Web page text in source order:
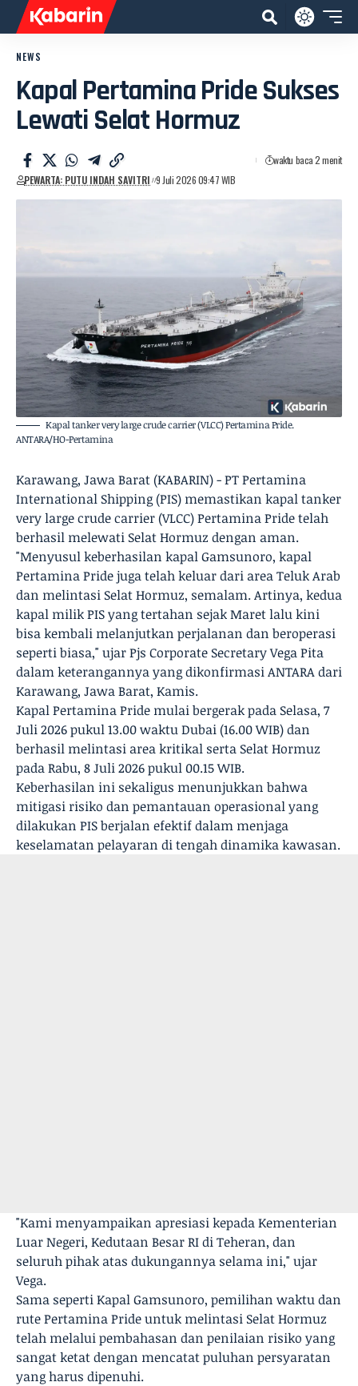
NEWS
Kapal Pertamina Pride Sukses
Lewati Selat Hormuz
PEWARTA: PUTU INDAH SAVITRI 9 Juli 2026 09:47 WIB
waktu baca 2 menit
Kapal tanker very large crude carrier (VLCC) Pertamina Pride.
ANTARA/HO-Pertamina
Karawang, Jawa Barat (KABARIN) - PT Pertamina
International Shipping (PIS) memastikan kapal tanker
very large crude carrier (VLCC) Pertamina Pride telah
berhasil melewati Selat Hormuz dengan aman.
"Menyusul keberhasilan kapal Gamsunoro, kapal
Pertamina Pride juga telah keluar dari area Teluk Arab
dan melintasi Selat Hormuz, semalam. Artinya, kedua
kapal milik PIS yang tertahan sejak Maret lalu kini
bisa kembali melanjutkan perjalanan dan beroperasi
seperti biasa," ujar Pjs Corporate Secretary Vega Pita
dalam keterangannya yang dikonfirmasi ANTARA dari
Karawang, Jawa Barat, Kamis.
Kapal Pertamina Pride mulai bergerak pada Selasa, 7
Juli 2026 pukul 13.00 waktu Dubai (16.00 WIB) dan
berhasil melintasi area kritikal serta Selat Hormuz
pada Rabu, 8 Juli 2026 pukul 00.15 WIB.
Keberhasilan ini sekaligus menunjukkan bahwa
mitigasi risiko dan pemantauan operasional yang
dilakukan PIS berjalan efektif dalam menjaga
keselamatan pelayaran di tengah dinamika kawasan.
"Kami menyampaikan apresiasi kepada Kementerian
Luar Negeri, Kedutaan Besar RI di Teheran, dan
seluruh pihak atas dukungannya selama ini," ujar
Vega.
Sama seperti Kapal Gamsunoro, pemilihan waktu dan
rute Pertamina Pride untuk melintasi Selat Hormuz
telah melalui pembahasan dan penilaian risiko yang
sangat ketat dengan mencatat puluhan persyaratan
yang harus dipenuhi.